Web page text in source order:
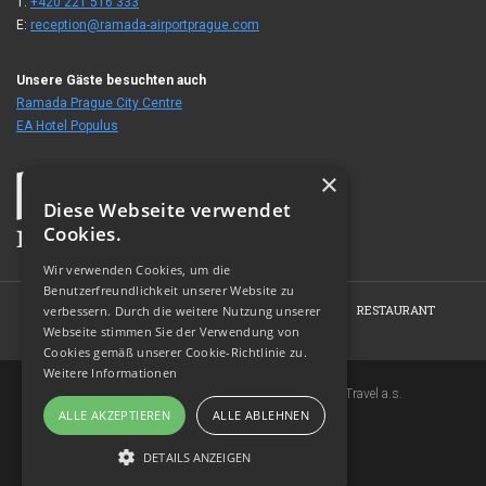
E: reception@ramada-airportprague.com
Unsere Gäste besuchten auch
Ramada Prague City Centre
EA Hotel Populus
HOME HOTEL ZIMMER KONFERENZEN
RESTAURANT
FOTOGALERIE
KONTAKT
Copyright © 2007-2026 EuroAgentur Hotels&Travel a.s.
www.bezvapobyt.cz
Allgemeine Buchungsbedingungen
Datenschutzerklärung
×
Diese Webseite verwendet
Cookies.
Wir verwenden Cookies, um die
Benutzerfreundlichkeit unserer Website zu
verbessern. Durch die weitere Nutzung unserer
Webseite stimmen Sie der Verwendung von
Cookies gemäß unserer Cookie-Richtlinie zu.
Weitere Informationen
ALLE AKZEPTIEREN ALLE ABLEHNEN
DETAILS ANZEIGEN